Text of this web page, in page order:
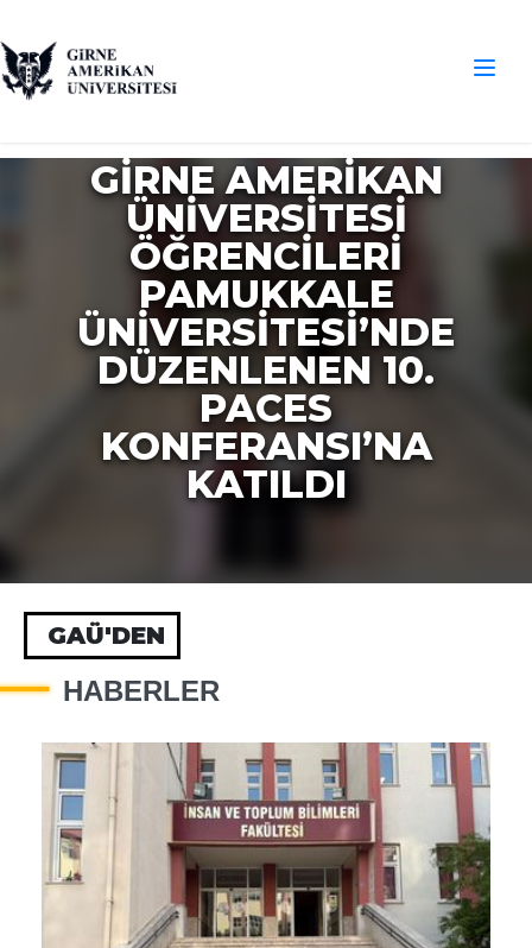
GIRNE AMERIKAN
ÜNIVERSITESI
ÖĞRENCILERI
PAMUKKALE
ÜNIVERSITESI’NDE
DÜZENLENEN 10.
PACES
KONFERANSI’NA
KATILDI
GAÜ'DEN
HABERLER